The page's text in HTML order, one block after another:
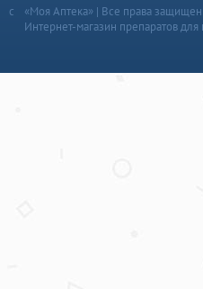
«Моя Аптека» | Все права
Интернет-магазин препаратов